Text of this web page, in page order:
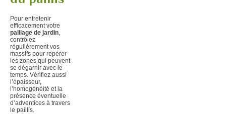
Pour entretenir
efficacement votre
paillage de jardin,
contrôlez
régulièrement vos
massifs pour repérer
les zones qui peuvent
se dégarnir avec le
temps. Vérifiez aussi
l’épaisseur,
l’homogénéité et la
présence éventuelle
d’adventices à travers
le paillis.